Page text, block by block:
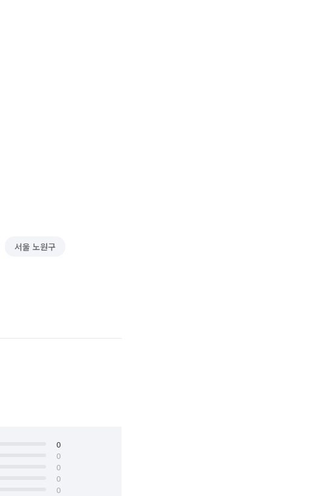
서울 노원구
0
0
0
0
0